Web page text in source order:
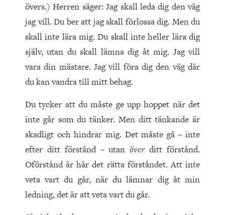
övers.) Herren säger: Jag skall leda dig den väg
jag vill. Du ber att jag skall förlossa dig. Men du
skall inte lära mig. Du skall inte heller lära dig
själv, utan du skall lämna dig åt mig. Jag vill
vara din mästare. Jag vill föra dig den väg där
du kan vandra till mitt behag.
Du tycker att du måste ge upp hoppet när det
inte går som du tänker. Men ditt tänkande är
skadligt och hindrar mig. Det måste gå – inte
efter ditt förstånd – utanöverditt förstånd.
Oförstånd är här det rätta förståndet. Att inte
veta vart du går, när du lämnar dig åt min
ledning, det är att veta vart du går.